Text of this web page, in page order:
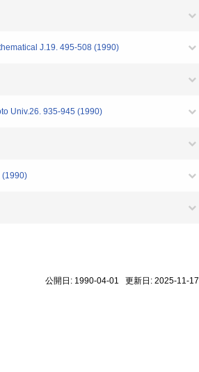
J.19. 495-508 (1990)
Univ.26. 935-945 (1990)
(1990)
公開日: 1990-04-01 更新日: 2025-11-17